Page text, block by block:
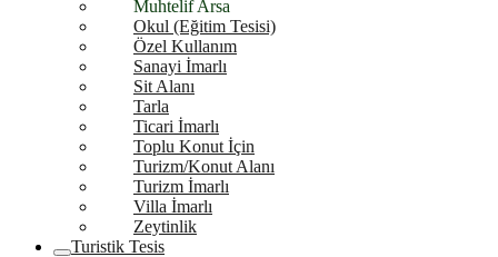
Muhtelif Arsa
Okul (Eğitim Tesisi)
Özel Kullanım
Sanayi İmarlı
Sit Alanı
Tarla
Ticari İmarlı
Toplu Konut İçin
Turizm/Konut Alanı
Turizm İmarlı
Villa İmarlı
Zeytinlik
Turistik Tesis